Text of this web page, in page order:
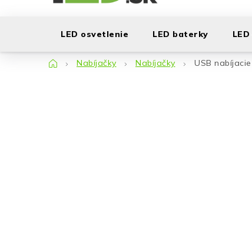
LED osvetlenie LED baterky
DomovNabíjačky Nabíjačky USB